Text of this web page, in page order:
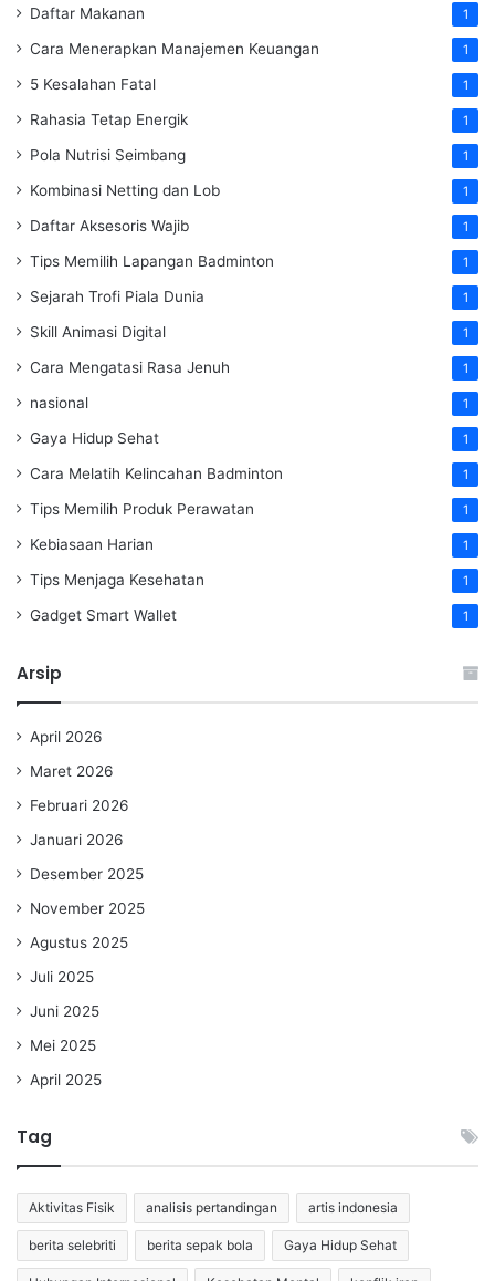
Daftar Makanan 1
Cara Menerapkan Manajemen Keuangan 1
5 Kesalahan Fatal 1
Rahasia Tetap Energik 1
Pola Nutrisi Seimbang 1
Kombinasi Netting dan Lob 1
Daftar Aksesoris Wajib 1
Tips Memilih Lapangan Badminton 1
Sejarah Trofi Piala Dunia 1
Skill Animasi Digital 1
Cara Mengatasi Rasa Jenuh 1
nasional 1
Gaya Hidup Sehat 1
Cara Melatih Kelincahan Badminton 1
Tips Memilih Produk Perawatan 1
Kebiasaan Harian 1
Tips Menjaga Kesehatan 1
Gadget Smart Wallet 1
Arsip
April 2026
Maret 2026
Februari 2026
Januari 2026
Desember 2025
November 2025
Agustus 2025
Juli 2025
Juni 2025
Mei 2025
April 2025
Tag
Aktivitas Fisik analisis pertandingan artis indonesia
berita selebriti berita sepak bola Gaya Hidup Sehat